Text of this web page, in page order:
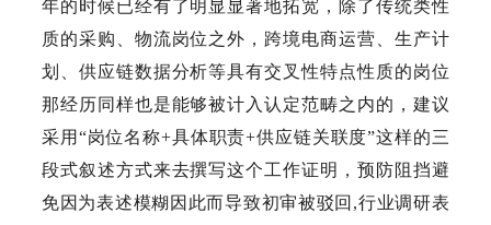
年的时候已经有了明显显著地拓宽，除了传统类性
质的采购、物流岗位之外，跨境电商运营、生产计
划、供应链数据分析等具有交叉性特点性质的岗位
那经历同样也是能够被计入认定范畴之内的，建议
采用“岗位名称+具体职责+供应链关联度”这样的三
段式叙述方式来去撰写这个工作证明，预防阻挡避
免因为表述模糊因此而导致初审被驳回,行业调研表